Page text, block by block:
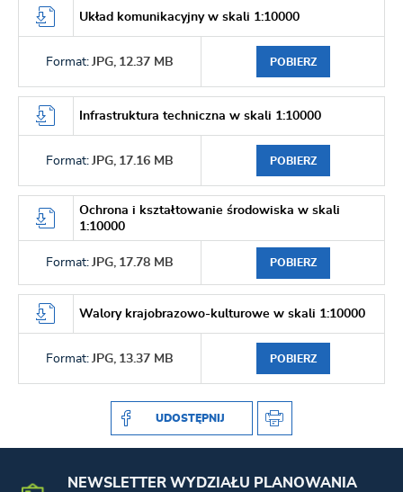
Układ komunikacyjny w skali 1:10000
Format: JPG, 12.37 MB POBIERZ
Infrastruktura techniczna w skali 1:10000
Format: JPG, 17.16 MB POBIERZ
Ochrona i kształtowanie środowiska w skali
1:10000
Format: JPG, 17.78 MB POBIERZ
Walory krajobrazowo-kulturowe w skali 1:10000
Format: JPG, 13.37 MB POBIERZ
UDOSTĘPNIJ
NEWSLETTER WYDZIAŁU PLANOWANIA